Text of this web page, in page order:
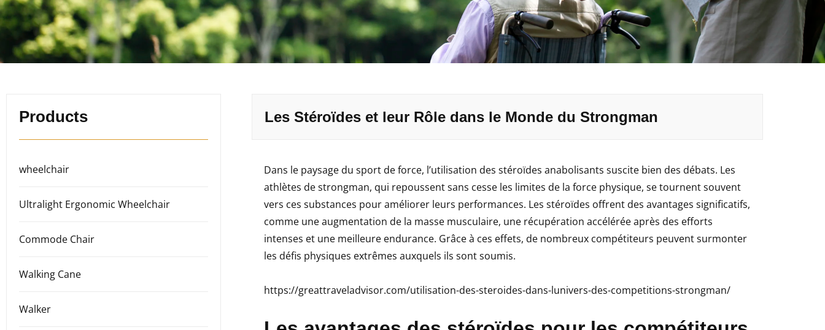
Products
wheelchair
Ultralight Ergonomic Wheelchair
Commode Chair
Walking Cane
Walker
Les Stéroïdes et leur Rôle dans le Monde du Strongman
Dans le paysage du sport de force, l’utilisation des stéroïdes anabolisants suscite bien des débats. Les
athlètes de strongman, qui repoussent sans cesse les limites de la force physique, se tournent souvent
vers ces substances pour améliorer leurs performances. Les stéroïdes offrent des avantages significatifs,
comme une augmentation de la masse musculaire, une récupération accélérée après des efforts
intenses et une meilleure endurance. Grâce à ces effets, de nombreux compétiteurs peuvent surmonter
les défis physiques extrêmes auxquels ils sont soumis.
https://greattraveladvisor.com/utilisation-des-steroides-dans-lunivers-des-competitions-strongman/